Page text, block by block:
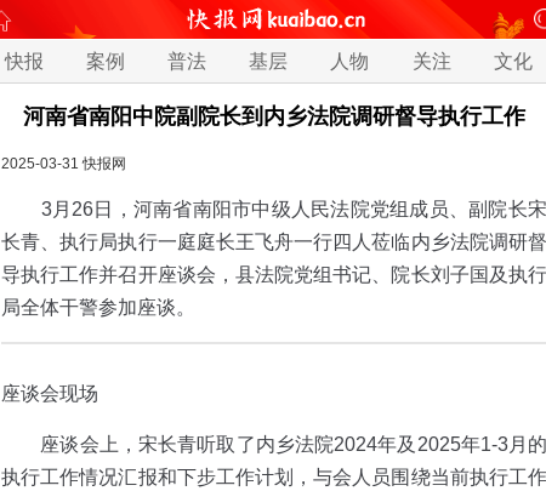
快报 案例 普法 基层 人物 关注 文化
河南省南阳中院副院长到内乡法院调研督导执行工作
2025-03-31 快报网
3月26日，河南省南阳市中级人民法院党组成员、副院长宋
长青、执行局执行一庭庭长王飞舟一行四人莅临内乡法院调研督
导执行工作并召开座谈会，县法院党组书记、院长刘子国及执行
局全体干警参加座谈。
座谈会现场
座谈会上，宋长青听取了内乡法院2024年及2025年1-3月的
执行工作情况汇报和下步工作计划，与会人员围绕当前执行工作